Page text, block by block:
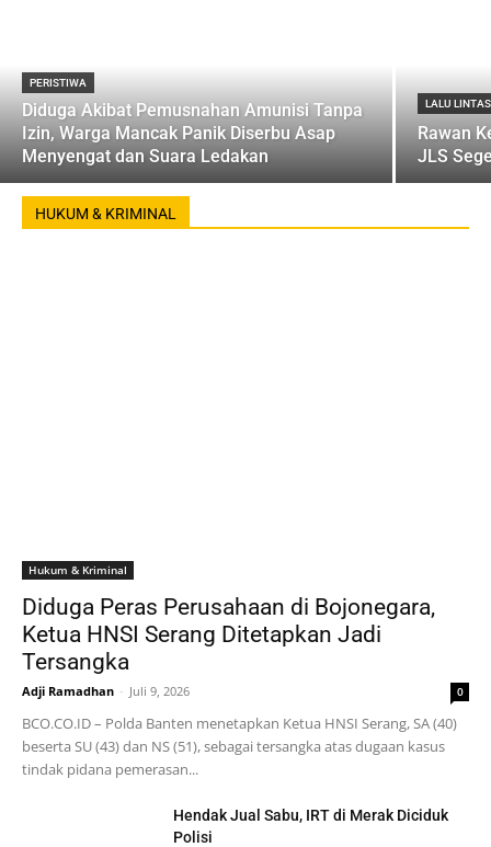
PERISTIWA
Diduga Akibat Pemusnahan Amunisi Tanpa
Izin, Warga Mancak Panik Diserbu Asap
Menyengat dan Suara Ledakan
LALU LINTAS
Rawan
JLS
HUKUM & KRIMINAL
Hukum & Kriminal
Diduga Peras Perusahaan di Bojonegara,
Ketua HNSI Serang Ditetapkan Jadi
Tersangka
Adji Ramadhan - Juli 9, 2026 0
BCO.CO.ID – Polda Banten menetapkan Ketua HNSI Serang, SA (40)
beserta SU (43) dan NS (51), sebagai tersangka atas dugaan kasus
tindak pidana pemerasan...
Hendak Jual Sabu, IRT di Merak Diciduk
Polisi